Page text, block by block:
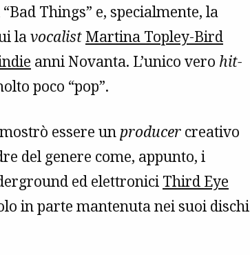
Things” e, specialmente, la
lavocalistMartina Topley-Bird
anni Novanta. L’unico vero hit-
poco “pop”.
essere un producer creativo
del genere come, appunto, i
ed elettronici Third Eye
in parte mantenuta nei suoi dischi